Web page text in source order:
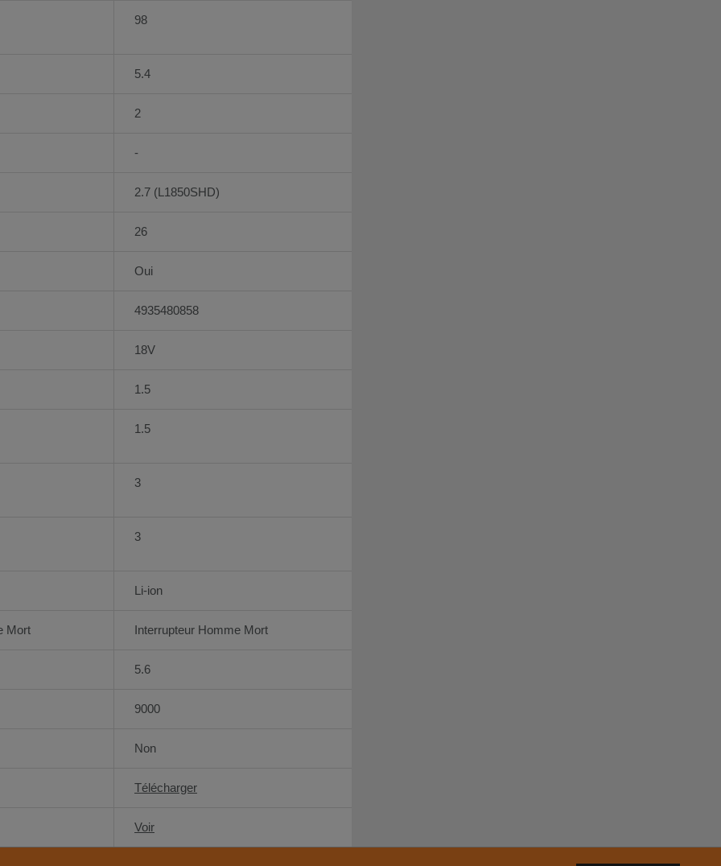
Mort
98
5.4
2
-
2.7 (L1850SHD)
26
Oui
4935480858
18V
1.5
1.5
3
3
Li-ion
Interrupteur Homme Mort
5.6
9000
Non
Télécharger
Voir